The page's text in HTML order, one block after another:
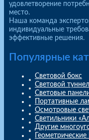
удовлетворение
место.
Наша команда
индивидуальные
эффективные решения.
Популярные
Световой бокс
Световой
Световые
Портативные
Осмотровые
Светильники
Другие